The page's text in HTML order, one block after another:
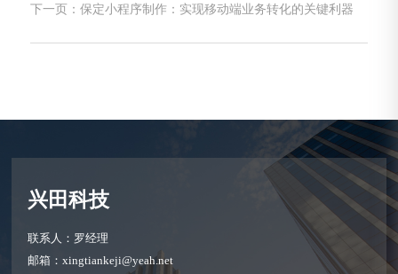
下一页：保定小程序制作：实现移动端业务转化的关键利器
兴田科技
联系人：罗经理
邮箱：xingtiankeji@yeah.net